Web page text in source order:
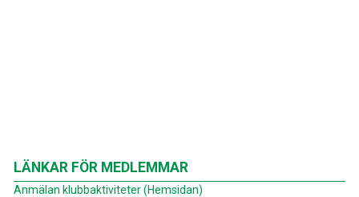
LÄNKAR FÖR MEDLEMMAR
Anmälan klubbaktiviteter (Hemsidan)